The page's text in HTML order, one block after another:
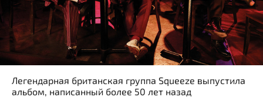
Легендарная британская группа Squeeze выпустила
альбом, написанный более 50 лет назад